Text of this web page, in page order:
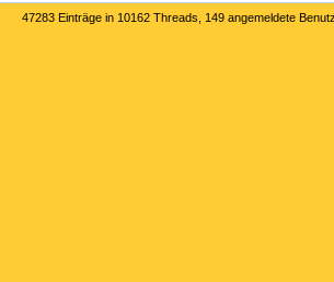
47283 Einträge in 10162 Threads, 149 angemeldete